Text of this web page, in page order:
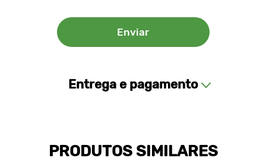
Entrega e pagamento
PRODUTOS SIMILARES